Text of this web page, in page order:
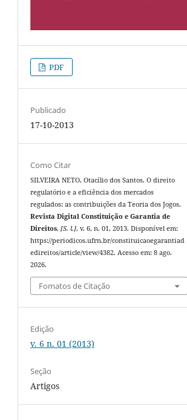
PDF
Publicado
17-10-2013
Como Citar
SILVEIRA NETO, Otacílio dos Santos. O direito
regulatório e a eficiência dos mercados
regulados: as contribuições da Teoria dos Jogos.
Revista Digital Constituição e Garantia de
Direitos,[S. l.], v. 6, n. 01, 2013. Disponível em:
https://periodicos.ufrn.br/constituicaoegarantiad
edireitos/article/view/4382. Acesso em: 8 ago.
2026.
Fomatos de Citação
Edição
v. 6 n. 01 (2013)
Seção
Artigos